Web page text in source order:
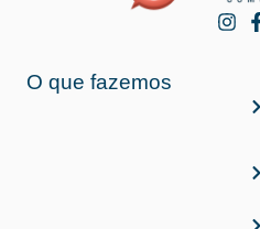
O que fazemos